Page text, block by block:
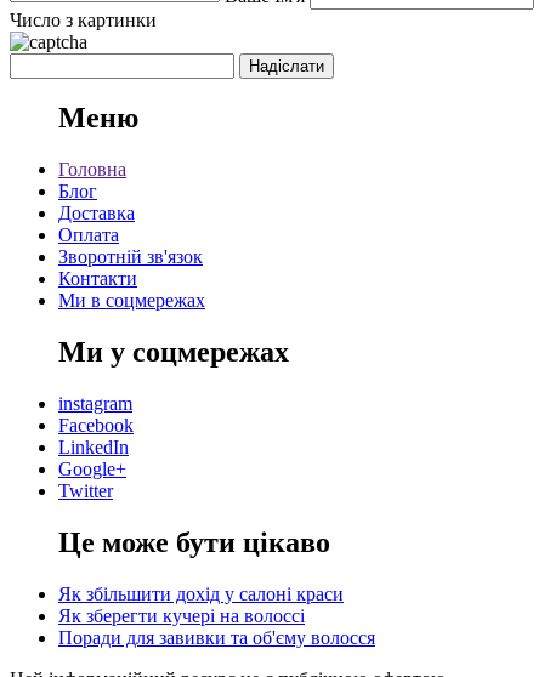
Число з картинки
Меню
Головна
Блог
Доставка
Оплата
Зворотній зв'язок
Контакти
Ми в соцмережах
Ми у соцмережах
instagram
Facebook
LinkedIn
Google+
Twitter
Це може бути цікаво
Як збільшити дохід у салоні краси
Як зберегти кучері на волоссі
Поради для завивки та об'єму волосся